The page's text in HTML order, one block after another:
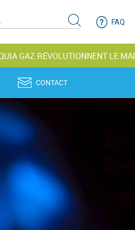
FAQ
LE MARCHÉ
CONTACT